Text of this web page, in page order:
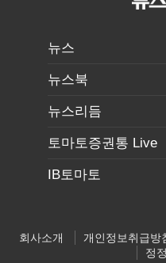
뉴스
뉴스북
뉴스리듬
토마토증권통 Live
IB토마토
회사소개 개인정보취급방
정